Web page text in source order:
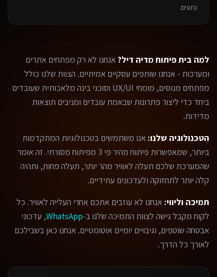
נתונים.
למה בית פיתוח מדיה דיל?אנחנו לא רק מפתחים אתרים
ומערכות - אנחנו שותפים עסקיים אמיתיים. הצוות שלנו כולל
מפתחים מנוסים, מומחי UX/UI וסוכני בינה מלאכותית שעובדים
ביחד כדי ליצור פתרונות שבאמת עובדים ומניבים תוצאות
מדידות.
הטכנולוגיה שלנו: אנו משתמשים בטכנולוגיות המתקדמות
ביותר, שמאפשרות פיתוח מהיר פי 3 מפיתוח מסורתי. זה אומר
שהמערכת שלכם תעלה לאוויר מהר יותר, תעלה פחות, ותהיה
קלה יותר לתחזוקה ולעדכונים עתידיים.
תמיכה וליווי: אנחנו לא עוזבים אתכם אחרי העלייה לאוויר. כל
לקוח מקבל גישה לצוות התמיכה שלנו ב-WhatsApp, עדכוני
אבטחה שוטפים, וגיבויים יומיים אוטומטיים. אנחנו כאן בשבילכם
לאורך כל הדרך.